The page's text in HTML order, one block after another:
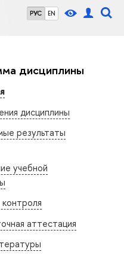
РУС EN
дисциплины
дисциплины
результаты
учебной
аттестация